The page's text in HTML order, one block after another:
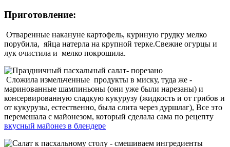
Приготовление:
Отваренные накануне картофель, куриную грудку мелко
порубила, яйца натерла на крупной терке.Свежие огурцы и
лук очистила и мелко покрошила.
Сложила измельченные продукты в миску, туда же -
маринованные шампиньоны (они уже были нарезаны) и
консервированную сладкую кукурузу (жидкость и от грибов и
от кукурузы, естественно, была слита через дуршлаг), Все это
перемешала с майонезом, который сделала сама по рецепту
вкусный майонез в блендере